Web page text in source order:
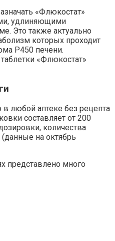
«Флюкостат»
удлиняющими
Это также актуально
которых проходит
Р450 печени.
«Флюкостат»
любой аптеке без рецепта
составляет от 200
количества
(данные на октябрь
представлено много